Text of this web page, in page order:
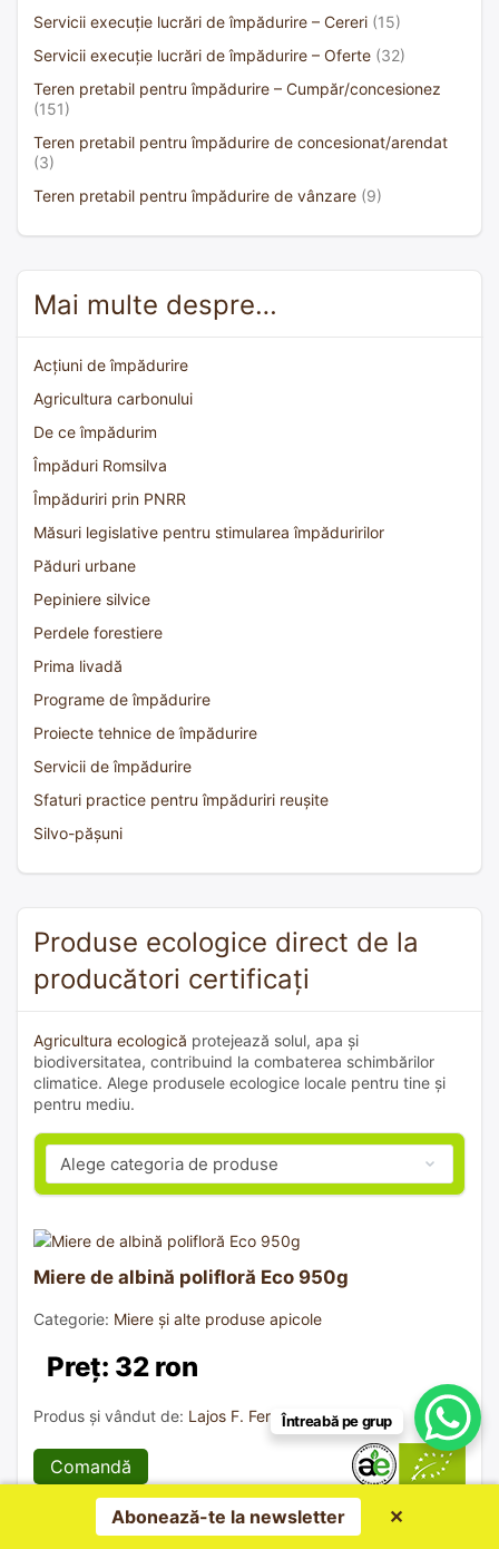
Servicii execuție lucrări de împădurire – Cereri (15)
Servicii execuție lucrări de împădurire – Oferte (32)
Teren pretabil pentru împădurire – Cumpăr/concesionez
(151)
Teren pretabil pentru împădurire de concesionat/arendat
(3)
Teren pretabil pentru împădurire de vânzare (9)
Mai multe despre…
Acțiuni de împădurire
Agricultura carbonului
De ce împădurim
Împăduri Romsilva
Împăduriri prin PNRR
Măsuri legislative pentru stimularea împăduririlor
Păduri urbane
Pepiniere silvice
Perdele forestiere
Prima livadă
Programe de împădurire
Proiecte tehnice de împădurire
Servicii de împădurire
Sfaturi practice pentru împăduriri reușite
Silvo-pășuni
Produse ecologice direct de la
producători certificați
Agricultura ecologică protejează solul, apa și
biodiversitatea, contribuind la combaterea schimbărilor
climatice. Alege produsele ecologice locale pentru tine și
pentru mediu.
Miere de albină polifloră Eco 950g
Categorie: Miere și alte produse apicole
Preț: 32 ron
Produs și vândut de: Lajos F. Ferenc I.I.
Comandă
Abonează-te la newsletter ✕
Întreabă pe grup